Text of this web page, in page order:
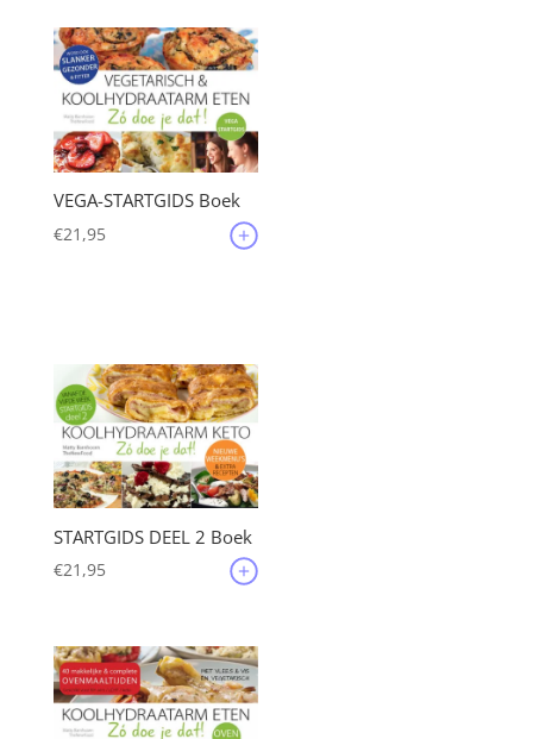
VEGA-STARTGIDS Boek
€21,95
STARTGIDS DEEL 2 Boek
€21,95